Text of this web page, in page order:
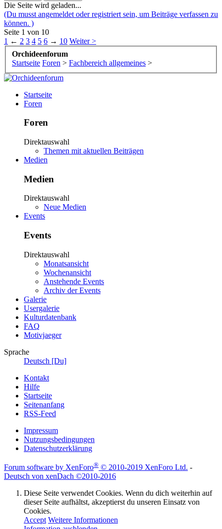
Die Seite wird geladen...
(Du musst angemeldet oder registriert sein, um Beiträge verfassen zu
können. )
Seite 1 von 10
1 ← 2 3 4 5 6 → 10 Weiter >
Orchideenforum
Startseite Foren > Fachbereich allgemeines >
Startseite
Foren
Foren
Direktauswahl
Themen mit aktuellen Beiträgen
Medien
Medien
Direktauswahl
Neue Medien
Events
Events
Direktauswahl
Monatsansicht
Wochenansicht
Anstehende Events
Archiv der Events
Galerie
Usergalerie
Kulturdatenbank
FAQ
Motivjaeger
Sprache
Deutsch [Du]
Kontakt
Hilfe
Startseite
Seitenanfang
RSS-Feed
Impressum
Nutzungsbedingungen
Datenschutzerklärung
Forum software by XenForo® © 2010-2019 XenForo Ltd. -
Deutsch von xenDach ©2010-2016
Diese Seite verwendet Cookies. Wenn du dich weiterhin auf
dieser Seite aufhältst, akzeptierst du unseren Einsatz von
Cookies.
Accept Weitere Informationen